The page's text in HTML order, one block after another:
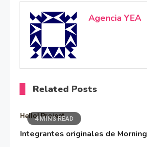
Agencia YEA
Related Posts
4 MINS READ
Hello! Project
Integrantes originales de Morning